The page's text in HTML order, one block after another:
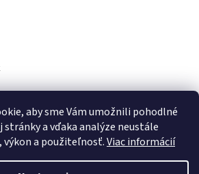
aby sme Vám umožnili pohodlné
a vďaka analýze neustále
výkon a použiteľnosť.Viac informácií